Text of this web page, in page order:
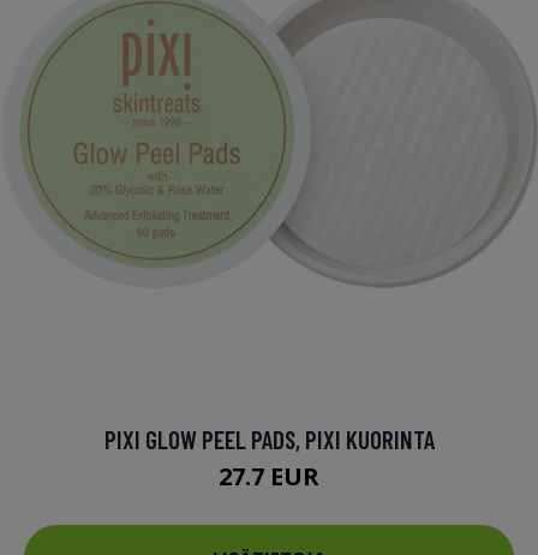
PIXI GLOW PEEL PADS, PIXI KUORINTA
27.7 EUR